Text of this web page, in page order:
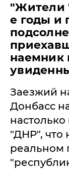
"Жители
е годы и
наемник
​Заезжий
Донбасс
"ДНР", что
реальном